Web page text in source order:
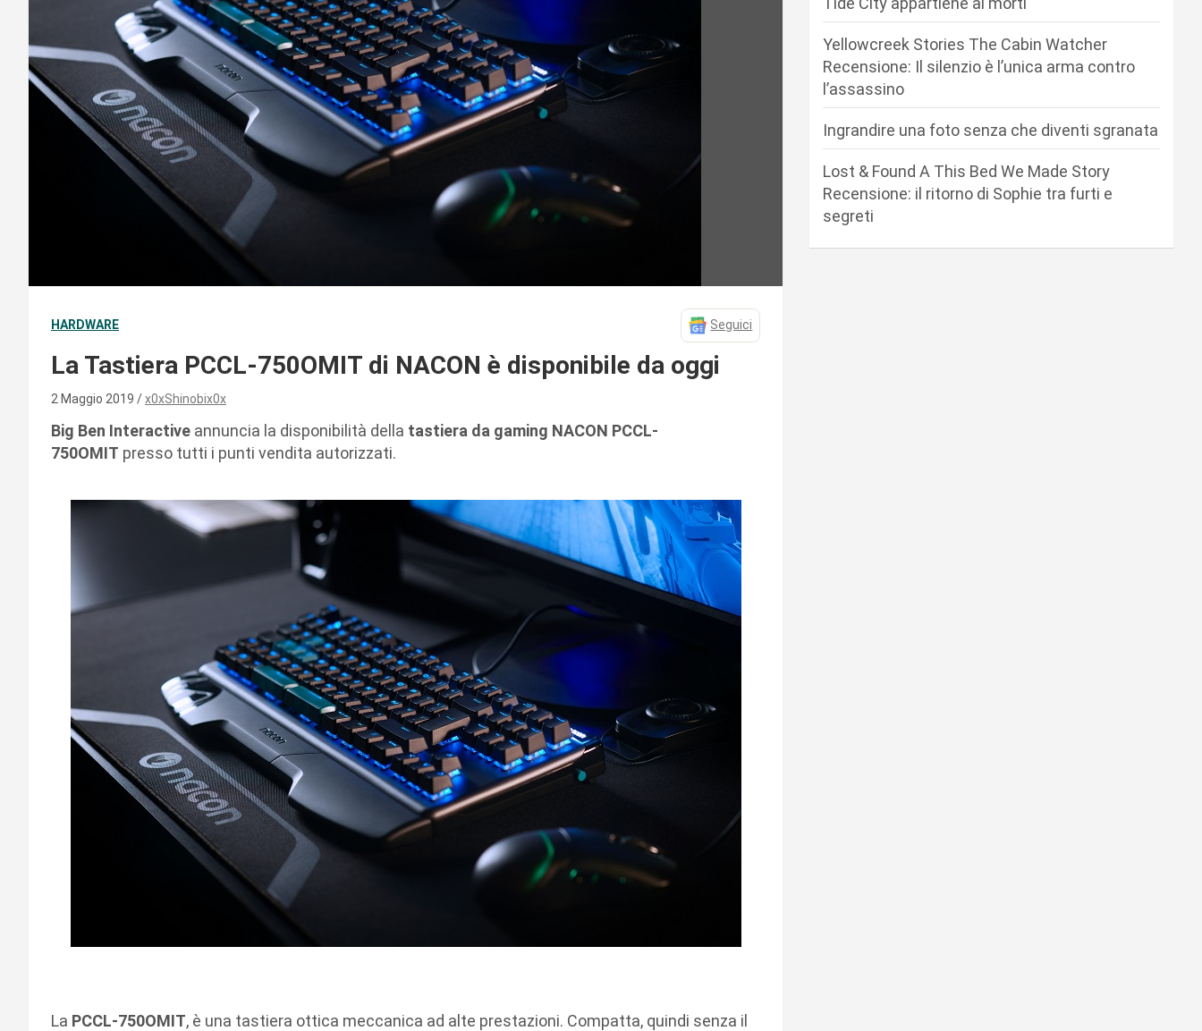
HARDWARE Seguici
La Tastiera PCCL-750OMIT di NACON è disponibile da oggi
2 Maggio 2019 x0xShinobix0x
Big Ben Interactive annuncia la disponibilità della tastiera da gaming NACON PCCL-
750OMIT presso tutti i punti vendita autorizzati.
La PCCL-750OMIT, è una tastiera ottica meccanica ad alte prestazioni. Compatta, quindi senza il
Yellowcreek Stories The Cabin Watcher
Recensione: Il silenzio è l’unica arma contro
l’assassino
Ingrandire una foto senza che diventi sgranata
Lost & Found A This Bed We Made Story
Recensione: il ritorno di Sophie tra furti e
segreti